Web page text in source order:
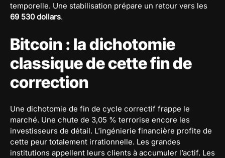
temporelle. Une stabilisation prépare un retour vers les
69 530 dollars.
Bitcoin : la dichotomie
classique de cette fin de
correction
Une dichotomie de fin de cycle correctif frappe le
marché. Une chute de 3,05 % terrorise encore les
investisseurs de détail. L’ingénierie financière profite de
cette peur totalement irrationnelle. Les grandes
institutions appellent leurs clients à accumuler l’actif. Les